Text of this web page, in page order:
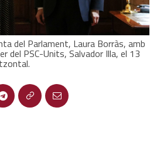
del Parlament, Laura Borràs, amb
del PSC-Units, Salvador Illa, el 13